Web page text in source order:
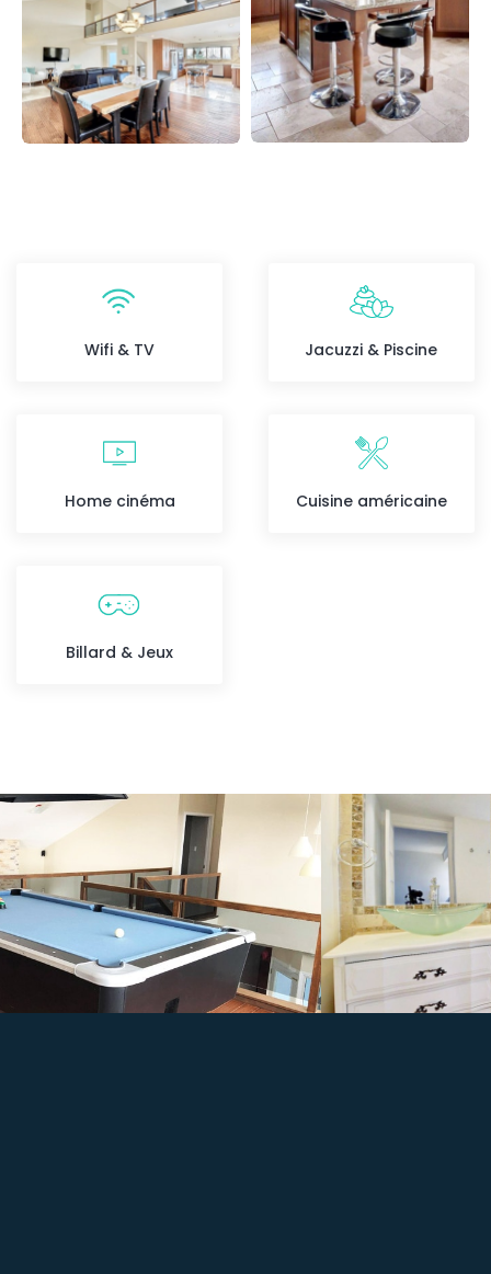
Wifi & TV Jacuzzi & Piscine
Home cinéma Cuisine américaine
Billard & Jeux